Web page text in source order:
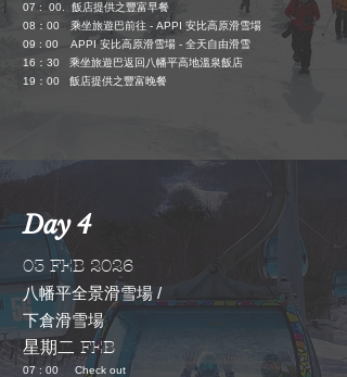
​07 : 00. 飯店提供之豐富早餐
08 ： 00 乘坐旅遊巴前往 - APPI 安比高原滑雪場
09 : 00 APPI 安比高原滑雪場 - 全天自由滑雪
16 ：30 乘坐旅遊巴返回 八幡平高地溫泉飯店
19 ： 00 飯店提供之豐富晚餐
Day 4
03 FEB 2026
八幡平全景滑雪場 /
下倉滑雪場
星期二 FEB
07 : 00 Check out